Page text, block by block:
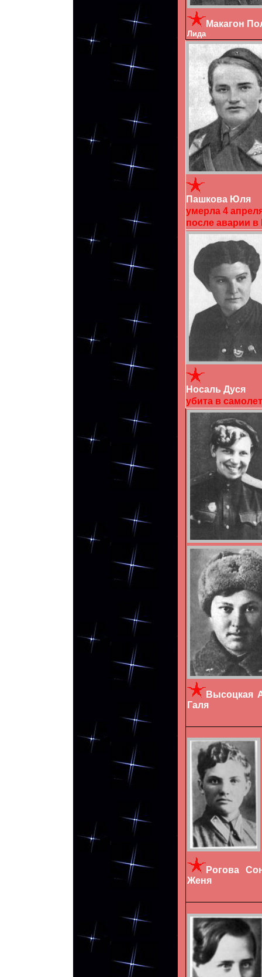
Макагон
Лида
Пашкова Юля
умерла 4
после аварии
Носаль Дуся
убита в
Галя
Рогова
Женя